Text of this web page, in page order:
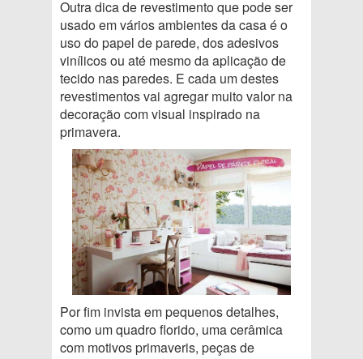
Outra dica de revestimento que pode ser
usado em vários ambientes da casa é o
uso do papel de parede, dos adesivos
vinílicos ou até mesmo da aplicação de
tecido nas paredes. E cada um destes
revestimentos vai agregar muito valor na
decoração com visual inspirado na
primavera.
Por fim invista em pequenos detalhes,
como um quadro florido, uma cerâmica
com motivos primaveris, peças de